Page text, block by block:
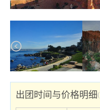
出团时间与价格明细